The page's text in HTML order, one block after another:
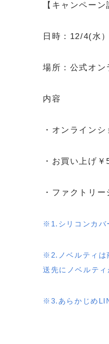
【キャンペーン
日時：12/4(水
場所：公式オン
内容
・オンライン
・お買い上げ
・ファクトリ
※1.シリコンカバ
※2.ノベルティは
送先にノベルティ
※3.あらかじめ